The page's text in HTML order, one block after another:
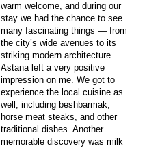
warm welcome, and during our
stay we had the chance to see
many fascinating things — from
the city’s wide avenues to its
striking modern architecture.
Astana left a very positive
impression on me. We got to
experience the local cuisine as
well, including beshbarmak,
horse meat steaks, and other
traditional dishes. Another
memorable discovery was milk